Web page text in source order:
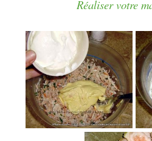
Réaliser votre